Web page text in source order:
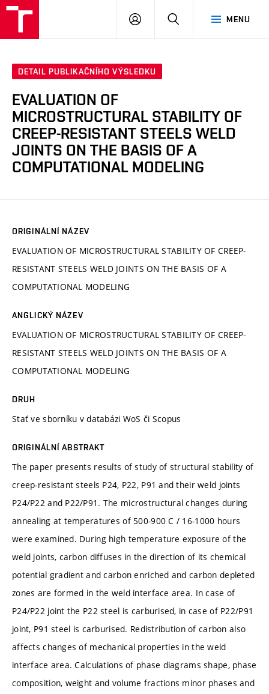
MENU
PŘIHLÁSIT
DETAIL PUBLIKAČNÍHO VÝSLEDKU
EVALUATION OF
MICROSTRUCTURAL STABILITY OF
CREEP-RESISTANT STEELS WELD
JOINTS ON THE BASIS OF A
COMPUTATIONAL MODELING
ORIGINÁLNÍ NÁZEV
EVALUATION OF MICROSTRUCTURAL STABILITY OF CREEP-
RESISTANT STEELS WELD JOINTS ON THE BASIS OF A
COMPUTATIONAL MODELING
ANGLICKÝ NÁZEV
EVALUATION OF MICROSTRUCTURAL STABILITY OF CREEP-
RESISTANT STEELS WELD JOINTS ON THE BASIS OF A
COMPUTATIONAL MODELING
DRUH
Stať ve sborníku v databázi WoS či Scopus
ORIGINÁLNÍ ABSTRAKT
The paper presents results of study of structural stability of
creep-resistant steels P24, P22, P91 and their weld joints
P24/P22 and P22/P91. The microstructural changes during
annealing at temperatures of 500-900 C / 16-1000 hours
were examined. During high temperature exposure of the
weld joints, carbon diffuses in the direction of its chemical
potential gradient and carbon enriched and carbon depleted
zones are formed in the weld interface area. In case of
P24/P22 joint the P22 steel is carburised, in case of P22/P91
joint, P91 steel is carburised. Redistribution of carbon also
affects changes of mechanical properties in the weld
interface area. Calculations of phase diagrams shape, phase
composition, weight and volume fractions minor phases and